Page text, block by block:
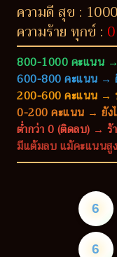
ความดี สุข :
ความร้าย ทุกข์ : 0
800-1000 คะแนน
600-800 คะแนน →
200-600 คะแนน →
0-200 คะแนน → ยัง
ต่ำกว่า 0 (ติดลบ) → ร้
มีแต้มลบ แม้คะแนนสู
6
6